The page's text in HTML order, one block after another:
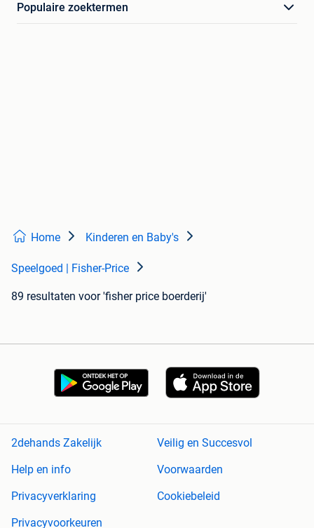
Populaire zoektermen
Home Kinderen en Baby's
Speelgoed | Fisher-Price
89 resultaten voor 'fisher price boerderij'
2dehands Zakelijk
Veilig en Succesvol
Help en info
Voorwaarden
Privacyverklaring
Cookiebeleid
Privacyvoorkeuren